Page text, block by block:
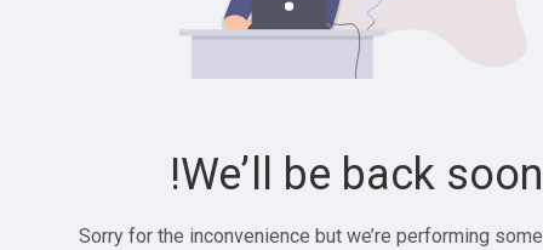
We’ll be back soon!
Sorry for the inconvenience but we’re performing some